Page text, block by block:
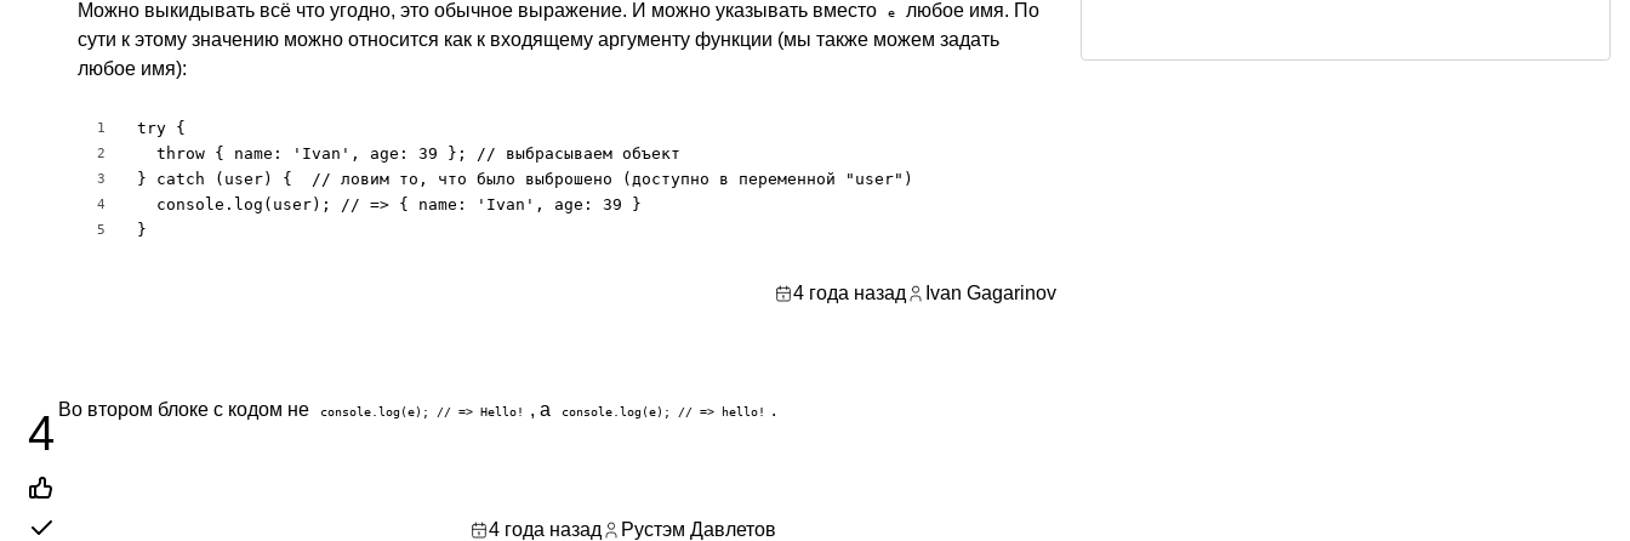
Можно выкидывать всё что угодно, это обычное выражение. И можно указывать вместо e
любое имя. По
сути к этому значению можно относится как к входящему аргументу функции (мы также можем задать
любое имя):
1
2
3
4
5
try {
  throw { name: 'Ivan', age: 39 }; // выбрасываем объект
} catch (user) {  // ловим то, что было выброшено (доступно в переменной "user")
  console.log(user); // => { name: 'Ivan', age: 39 }
}
4 года назад Ivan Gagarinov
4 Во втором блоке с кодом не console.log(e); // => Hello! , а console.log(e); // => hello! .
4 года назад Рустэм Давлетов